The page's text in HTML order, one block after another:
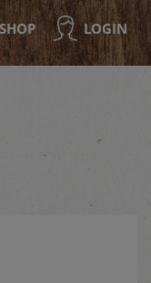
SHOP LOGIN